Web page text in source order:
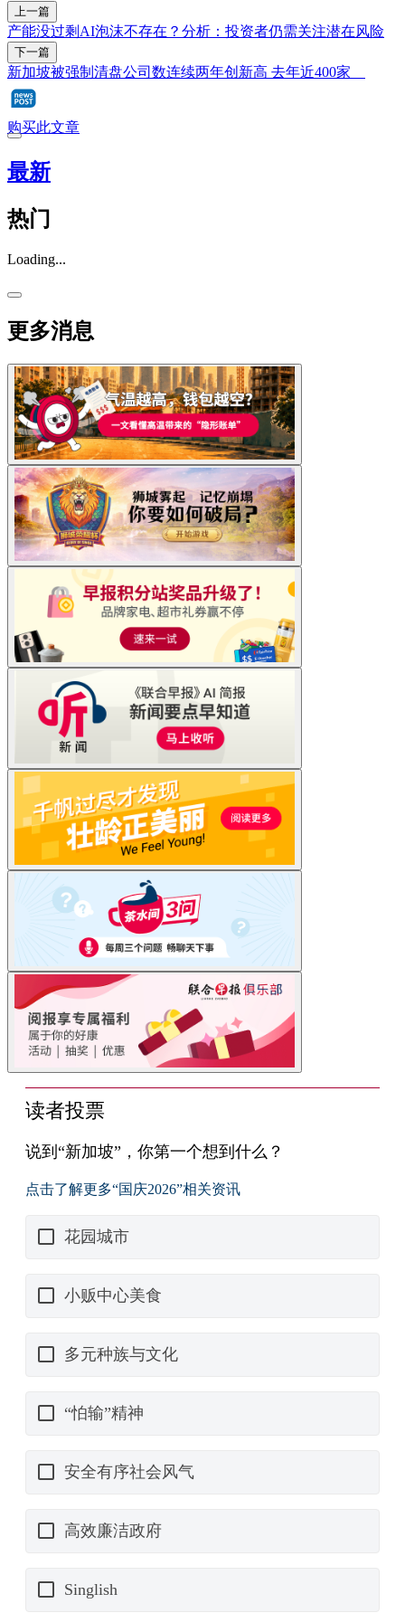
上一篇
产能没过剩AI泡沫不存在？分析：投资者仍需关注潜在风险
下一篇
新加坡被强制清盘公司数连续两年创新高 去年近400家
购买此文章
最新
热门
Loading...
更多消息